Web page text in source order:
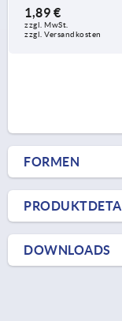
1,89 €
zzgl. MwSt.
zzgl. Versandkosten
FORMEN
DOWNLOADS